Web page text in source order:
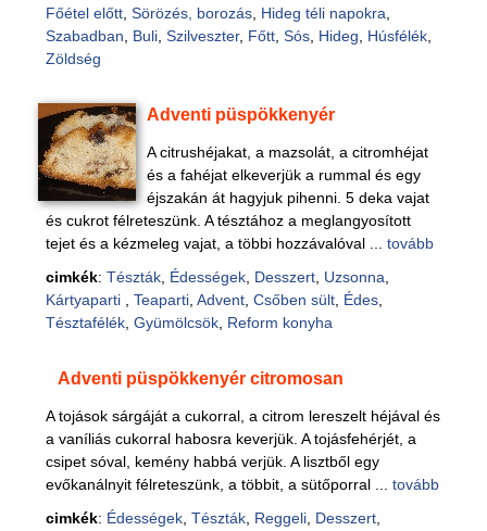
Főétel előtt, Sörözés, borozás, Hideg téli napokra
Szabadban
Buli, Szilveszter, Főtt, Sós, Hideg Húsfélék,
Zöldség
Adventi püspökkenyér
A citrushéjakat, a mazsolát, a citromhéjat
és a fahéjat elkeverjük a rummal és egy
éjszakán át hagyjuk pihenni. 5 deka vajat
és cukrot félreteszünk. A tésztához a meglangyosított
tejet és a kézmeleg vajat, a többi hozzávalóval ... tovább
cimkék: Tészták, Édességek, Desszert, Uzsonna
Kártyaparti
Teaparti, Advent, Csőben sült, Édes,
Tésztafélék, Gyümölcsök, Reform konyha
Adventi püspökkenyér citromosan
A tojások sárgáját a cukorral, a citrom lereszelt héjával és
a vaníliás cukorral habosra keverjük. A tojásfehérjét, a
csipet sóval, kemény habbá verjük. A lisztből egy
evőkanálnyit félreteszünk, a többit, a sütőporral ... tovább
cimkék: Édességek, Tészták, Reggeli, Desszert,